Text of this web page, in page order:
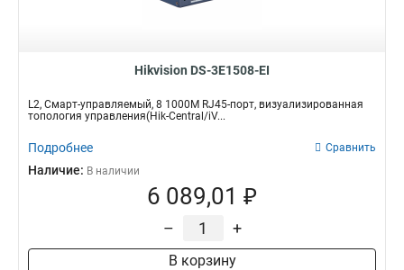
Hikvision DS-3E1508-EI
L2, Смарт-управляемый, 8 1000M RJ45-порт, визуализированная
топология управления(Hik-Central/iV...
Подробнее Сравнить
Наличие: В наличии
6 089,01 ₽
– +
В корзину